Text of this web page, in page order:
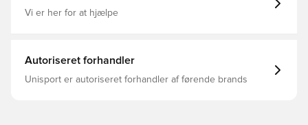
Vi er her for at hjælpe
Autoriseret forhandler
Unisport er autoriseret forhandler af førende brands